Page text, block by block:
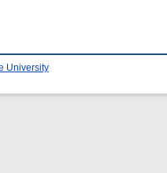
University